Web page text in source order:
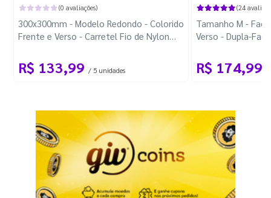
(0 avaliações)
300x300mm - Modelo Redondo - Colorido
Frente e Verso - Carretel Fio de Nylon
R$ 133,99 / 5 unidades
(24
Tamanho M -
Verso - Dupla-
R$ 174,99